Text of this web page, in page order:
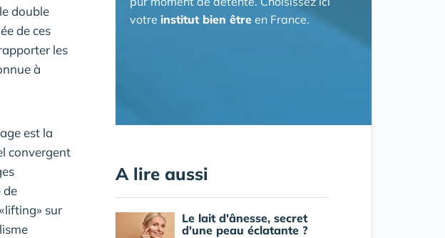
double
de ces
les
à
est la
convergent
de
sur
votre institut bien êtreen France.
A lire aussi
Le lait d'ânesse, secret
d'une peau éclatante ?